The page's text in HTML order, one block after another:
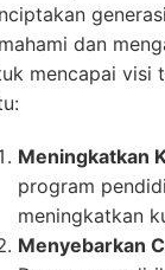
dan
mencapai visi
Meningkatkan
program
meningkatkan
Menyebarkan